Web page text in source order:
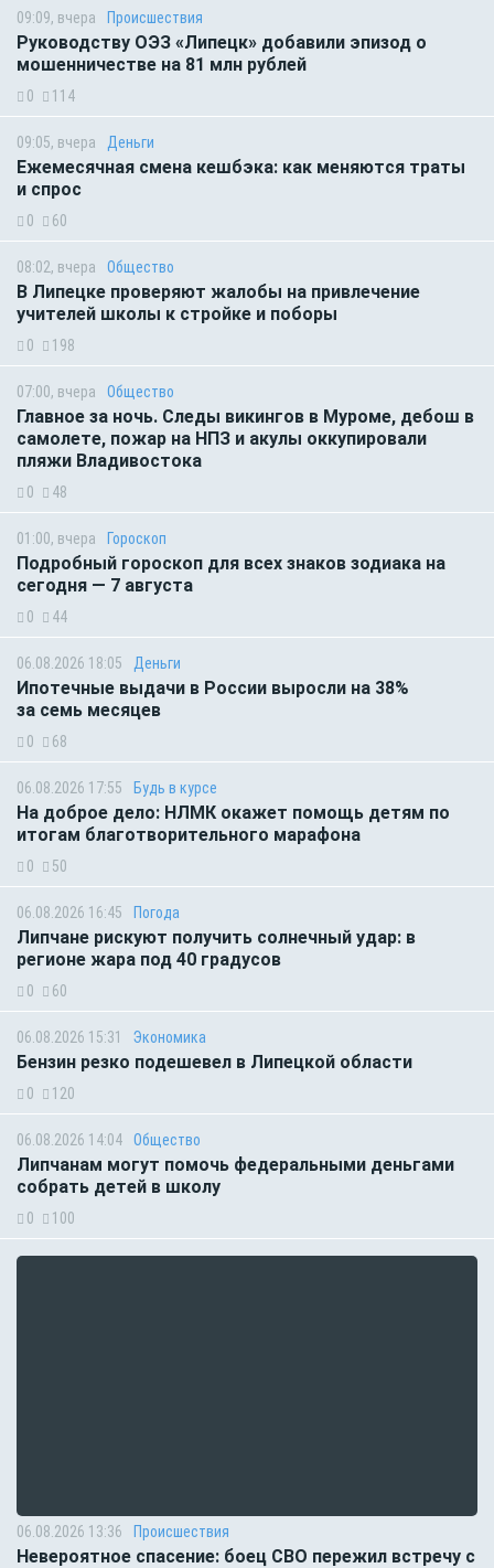
09:09, вчера Происшествия
Руководству ОЭЗ «Липецк» добавили эпизод о
мошенничестве на 81 млн рублей
0 114
09:05, вчера Деньги
Ежемесячная смена кешбэка: как меняются траты
и спрос
0 60
08:02, вчера Общество
В Липецке проверяют жалобы на привлечение
учителей школы к стройке и поборы
0 198
07:00, вчера Общество
Главное за ночь. Следы викингов в Муроме, дебош в
самолете, пожар на НПЗ и акулы оккупировали
пляжи Владивостока
0 48
01:00, вчера Гороскоп
Подробный гороскоп для всех знаков зодиака на
сегодня — 7 августа
0 44
06.08.2026 18:05 Деньги
Ипотечные выдачи в России выросли на 38%
за семь месяцев
0 68
06.08.2026 17:55 Будь в курсе
На доброе дело: НЛМК окажет помощь детям по
итогам благотворительного марафона
0 50
06.08.2026 16:45 Погода
Липчане рискуют получить солнечный удар: в
регионе жара под 40 градусов
0 60
06.08.2026 15:31 Экономика
Бензин резко подешевел в Липецкой области
0 120
06.08.2026 14:04 Общество
Липчанам могут помочь федеральными деньгами
собрать детей в школу
0 100
06.08.2026 13:36 Происшествия
Невероятное спасение: боец СВО пережил встречу с